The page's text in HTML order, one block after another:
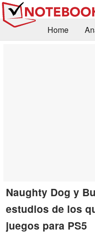
Home
Naughty Dog y
estudios de los
juegos para PS5